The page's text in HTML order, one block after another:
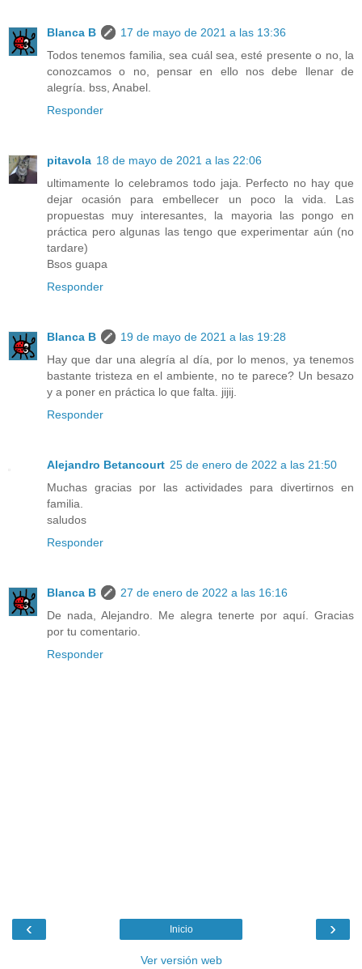
Blanca B
17 de mayo de 2021 a las 13:36
Todos tenemos familia, sea cuál sea, esté presente o no, la
conozcamos o no, pensar en ello nos debe llenar de
alegría. bss, Anabel.
Responder
pitavola 18 de mayo de 2021 a las 22:06
ultimamente lo celebramos todo jaja. Perfecto no hay que
dejar ocasión para embellecer un poco la vida. Las
propuestas muy interesantes, la mayoria las pongo en
práctica pero algunas las tengo que experimentar aún (no
tardare)
Bsos guapa
Responder
Blanca B
19 de mayo de 2021 a las 19:28
Hay que dar una alegría al día, por lo menos, ya tenemos
bastante tristeza en el ambiente, no te parece? Un besazo
y a poner en práctica lo que falta. jijij.
Responder
Alejandro Betancourt 25 de enero de 2022 a las 21:50
Muchas gracias por las actividades para divertirnos en
familia.
saludos
Responder
Blanca B
27 de enero de 2022 a las 16:16
De nada, Alejandro. Me alegra tenerte por aquí. Gracias
por tu comentario.
Responder
‹ ›
Inicio
Ver versión web